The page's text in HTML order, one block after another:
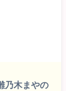
乃木まやの